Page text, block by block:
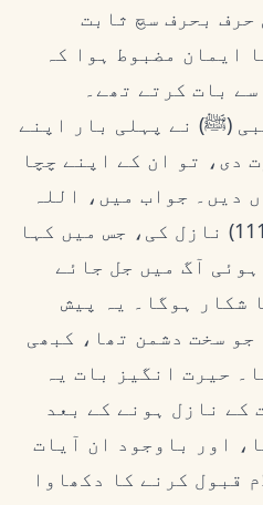
حرف بحرف سچ ثابت
ایمان مضبوط ہوا کہ
بات کرتے تھے۔
(ﷺ) نے پہلی بار اپنے
دی، تو ان کے اپنے چچا
دیں۔ جواب میں، اللہ
نے سورۃ المسد (سورۃ 111) نازل کی، جس میں کہا
آگ میں جل جائے
شکار ہوگا۔ یہ پیش
سخت دشمن تھا، کبھی
حیرت انگیز بات یہ
کے نازل ہونے کے بعد
رہا، اور باوجود ان آیات
قبول کرنے کا دکھاوا